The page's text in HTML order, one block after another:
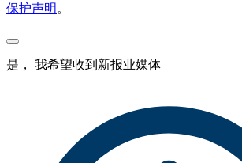
保护声明 。
是， 我希望收到新报业媒体